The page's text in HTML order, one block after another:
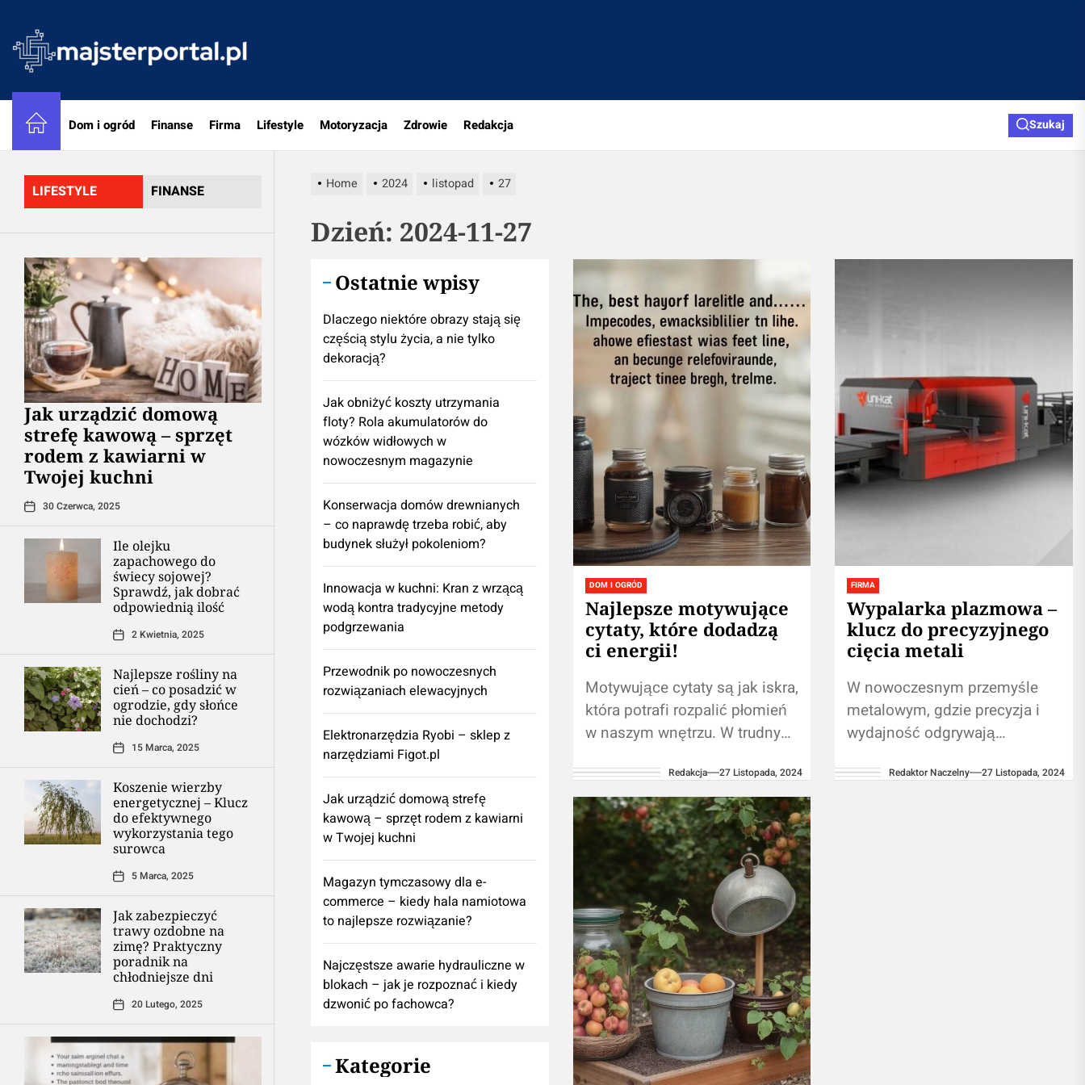
the
content
Dom i ogród Finanse Firma Lifestyle Motoryzacja Zdrowie Redakcja Szukaj
LIFESTYLE FINANSE
​Jak urządzić domową
strefę kawową – sprzęt
rodem z kawiarni w
Twojej kuchni
30 Czerwca, 2025
Ile olejku
zapachowego do
świecy sojowej?
Sprawdź, jak dobrać
odpowiednią ilość
2 Kwietnia, 2025
Najlepsze rośliny na
cień – co posadzić w
ogrodzie, gdy słońce
nie dochodzi?
15 Marca, 2025
Koszenie wierzby
energetycznej – Klucz
do efektywnego
wykorzystania tego
surowca
5 Marca, 2025
Jak zabezpieczyć
trawy ozdobne na
zimę? Praktyczny
poradnik na
chłodniejsze dni
20 Lutego, 2025
Home 2024 listopad 27
Dzień: 2024-11-27
DOM I OGRÓD
Najlepsze motywujące
cytaty, które dodadzą
ci energii!
Motywujące cytaty są jak iskra,
która potrafi rozpalić płomień
w naszym wnętrzu. W trudnych
dodatkowej motywacji, te
krótkie, ale pełne mocy
sentencje...
Redakcja 27 Listopada, 2024
FIRMA
Wypalarka plazmowa –
klucz do precyzyjnego
cięcia metali
W nowoczesnym przemyśle
metalowym, gdzie precyzja i
wydajność odgrywają
cięcia metali odgrywa
Redaktor Naczelny 27 Listopada, 2024
Ostatnie wpisy
Dlaczego niektóre obrazy stają się
częścią stylu życia, a nie tylko
dekoracją?
Jak obniżyć koszty utrzymania
floty? Rola akumulatorów do
wózków widłowych w
nowoczesnym magazynie
Konserwacja domów drewnianych
– co naprawdę trzeba robić, aby
budynek służył pokoleniom?
Innowacja w kuchni: Kran z wrzącą
wodą kontra tradycyjne metody
podgrzewania
Przewodnik po nowoczesnych
rozwiązaniach elewacyjnych
Elektronarzędzia Ryobi – sklep z
narzędziami Figot.pl
​Jak urządzić domową strefę
kawową – sprzęt rodem z kawiarni
w Twojej kuchni
Magazyn tymczasowy dla e-
commerce – kiedy hala namiotowa
to najlepsze rozwiązanie?
Najczęstsze awarie hydrauliczne w
blokach – jak je rozpoznać i kiedy
dzwonić po fachowca?
Kategorie